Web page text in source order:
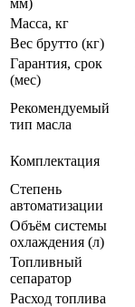
мм)
Масса, кг
Вес брутто (кг)
Гарантия, срок
(мес)
Рекомендуемый
тип масла
Комплектация
Степень
автоматизации
Объём системы
охлаждения (л)
Топливный
сепаратор
Расход топлива